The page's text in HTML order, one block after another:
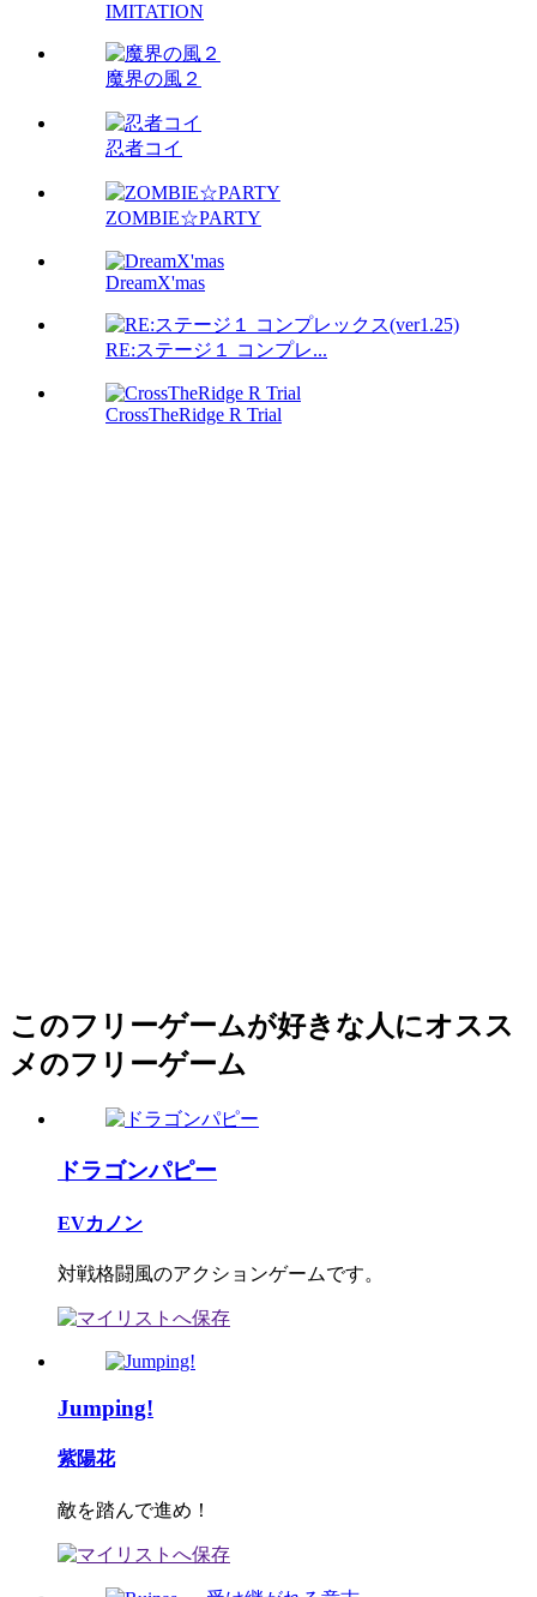
IMITATION
魔界の風２
忍者コイ
ZOMBIE☆PARTY
DreamX'mas
RE:ステージ１ コンプレ...
CrossTheRidge R Trial
このフリーゲームが好きな人にオスス
メのフリーゲーム
ドラゴンパピー
EVカノン
対戦格闘風のアクションゲームです。
Jumping!
紫陽花
敵を踏んで進め！